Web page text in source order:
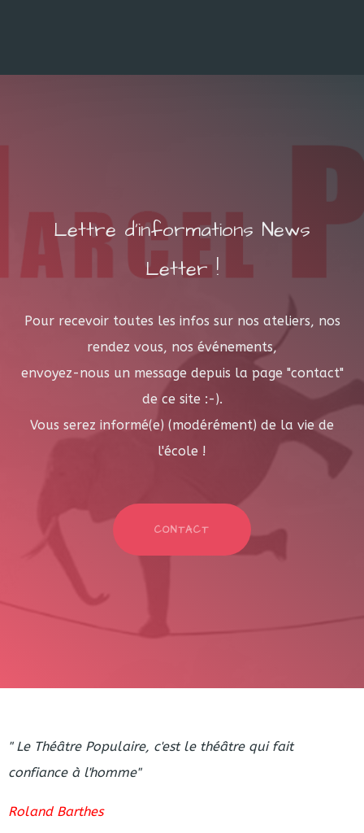
Lettre d'informations News
Letter !
Pour recevoir toutes les infos sur nos ateliers, nos
rendez vous, nos événements,
envoyez-nous un message depuis la page "contact"
de ce site :-).
Vous serez informé(e) (modérément) de la vie de
l'école !
CONTACT
" Le Théâtre Populaire, c'est le théâtre qui fait
confiance à l'homme"
Roland Barthes